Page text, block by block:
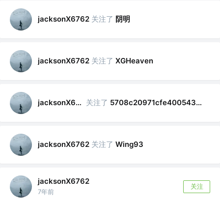
jacksonX6762 关注了 阴明
jacksonX6762 关注了 XGHeaven
jacksonX6762 关注了 5708c20971cfe400543ef9e7
jacksonX6762 关注了 Wing93
jacksonX6762
7年前
关注